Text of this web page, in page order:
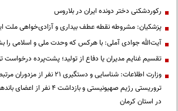
رکوردشکنی دختر دونده ایران در بلاروس
پزشکیان: مشروطه نقطه عطف بیداری و آزادی‌خواهی ملت
آیت‌الله جوادی آملی: با هرکس که وحدت ملی و اسلامی را
تقسیم غنایم مدیران یا دفاع از تولید؛ پشت‌پرده درخواست
وزارت اطلاعات: شناسایی و دستگیری
تروریستی رژیم صهیونیستی و
در استان کرمان